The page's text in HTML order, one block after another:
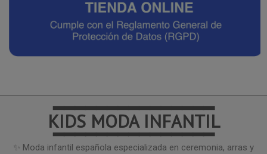
━━━━━━━━━━━━━━━
KIDS MODA INFANTIL
━━━━━━━━━━━━━━━
✨ Moda infantil española especializada en ceremonia, arras y